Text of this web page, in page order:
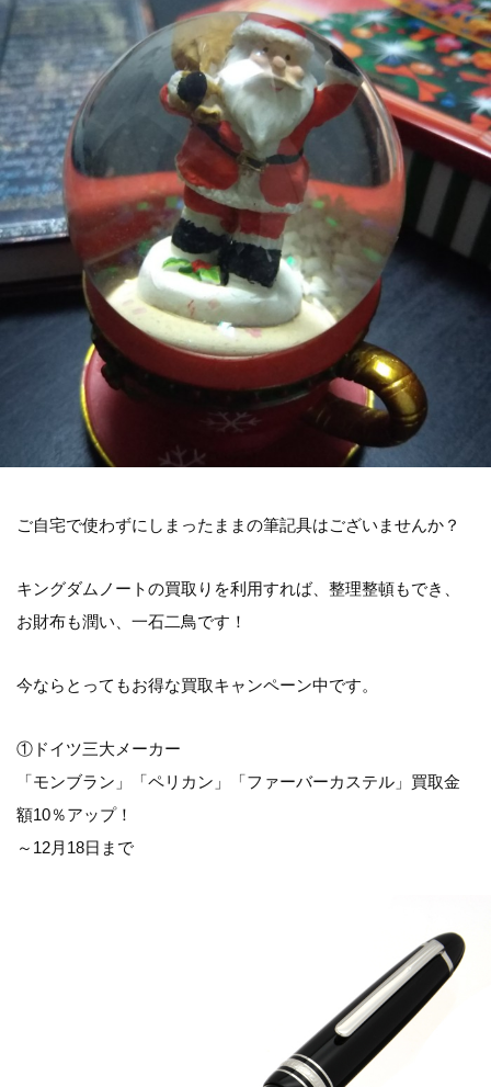
ご自宅で使わずにしまったままの筆記具はございませんか？
キングダムノートの買取りを利用すれば、整理整頓もでき、
お財布も潤い、一石二鳥です！
今ならとってもお得な買取キャンペーン中です。
①ドイツ三大メーカー
「モンブラン」「ペリカン」「ファーバーカステル」買取金
額10％アップ！
～12月18日まで